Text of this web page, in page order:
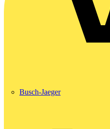
Busch-Jaeger